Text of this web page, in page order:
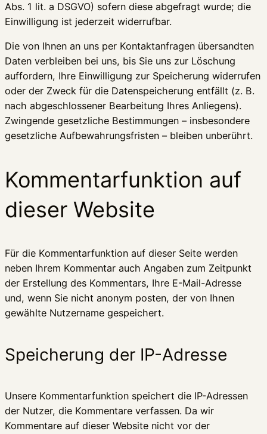
Abs. 1 lit. a DSGVO) sofern diese abgefragt wurde; die
Einwilligung ist jederzeit widerrufbar.
Die von Ihnen an uns per Kontaktanfragen übersandten
Daten verbleiben bei uns, bis Sie uns zur Löschung
auffordern, Ihre Einwilligung zur Speicherung widerrufen
oder der Zweck für die Datenspeicherung entfällt (z. B.
nach abgeschlossener Bearbeitung Ihres Anliegens).
Zwingende gesetzliche Bestimmungen – insbesondere
gesetzliche Aufbewahrungsfristen – bleiben unberührt.
Kommentar­funktion auf
dieser Website
Für die Kommentarfunktion auf dieser Seite werden
neben Ihrem Kommentar auch Angaben zum Zeitpunkt
der Erstellung des Kommentars, Ihre E-Mail-Adresse
und, wenn Sie nicht anonym posten, der von Ihnen
gewählte Nutzername gespeichert.
Speicherung der IP-Adresse
Unsere Kommentarfunktion speichert die IP-Adressen
der Nutzer, die Kommentare verfassen. Da wir
Kommentare auf dieser Website nicht vor der